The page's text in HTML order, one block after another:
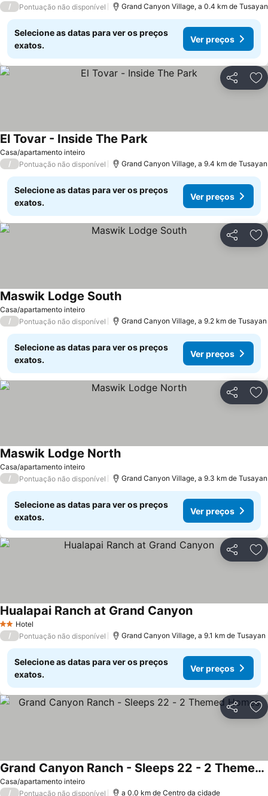
/ Pontuação não disponível Grand Canyon Village, a 0.4 km de Tusayan
Selecione as datas para ver os preços
exatos.
Ver preços
Partilhar
Casa/apartamento inteiro
El Tovar - Inside The ParkVer preços
/ Pontuação não disponível Grand Canyon Village, a 9.4 km de Tusayan
Selecione as datas para ver os preços
exatos.
Ver preços
Partilhar
Casa/apartamento inteiro
Maswik Lodge SouthVer preços
/ Pontuação não disponível Grand Canyon Village, a 9.2 km de Tusayan
Selecione as datas para ver os preços
exatos.
Ver preços
Partilhar
Casa/apartamento inteiro
Maswik Lodge NorthVer preços
/ Pontuação não disponível Grand Canyon Village, a 9.3 km de Tusayan
Selecione as datas para ver os preços
exatos.
Ver preços
Partilhar
2 Estrelas
Hotel
Hualapai Ranch at Grand CanyonVer preços
/ Pontuação não disponível Grand Canyon Village, a 9.1 km de Tusayan
Selecione as datas para ver os preços
exatos.
Ver preços
Partilhar
Casa/apartamento inteiro
Grand Canyon Ranch - Sleeps 22 - 2 Themed Homes
Ver preços
/ Pontuação não disponível a 0.0 km de Centro da cidade